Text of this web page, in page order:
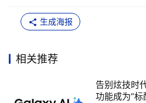
生成海报
相关推荐
告别炫技时
功能成为“标